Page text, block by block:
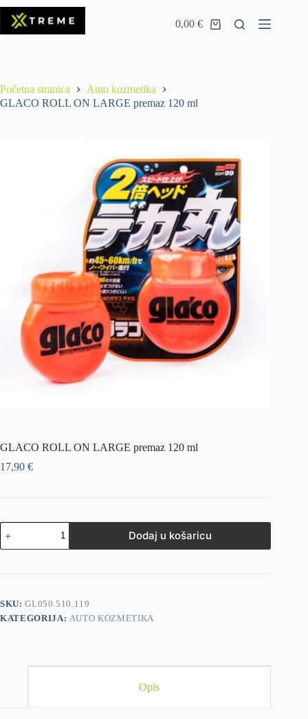
0,00€
Početna stranica
Auto kozmetika
GLACO ROLL ON LARGE premaz 120 ml
GLACO ROLL ON LARGE premaz 120 ml
17,90 €
Dodaj u košaricu
SKU:GL050.510.119
KATEGORIJA: AUTO KOZMETIKA
Opis